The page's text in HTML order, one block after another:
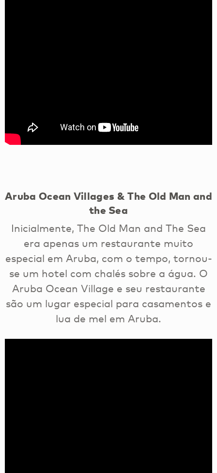
Aruba Ocean Villages & The Old Man and
the Sea
Inicialmente, The Old Man and The Sea
era apenas um restaurante muito
especial em Aruba, com o tempo, tornou-
se um hotel com chalés sobre a água. O
Aruba Ocean Village e seu restaurante
são um lugar especial para casamentos e
lua de mel em Aruba.